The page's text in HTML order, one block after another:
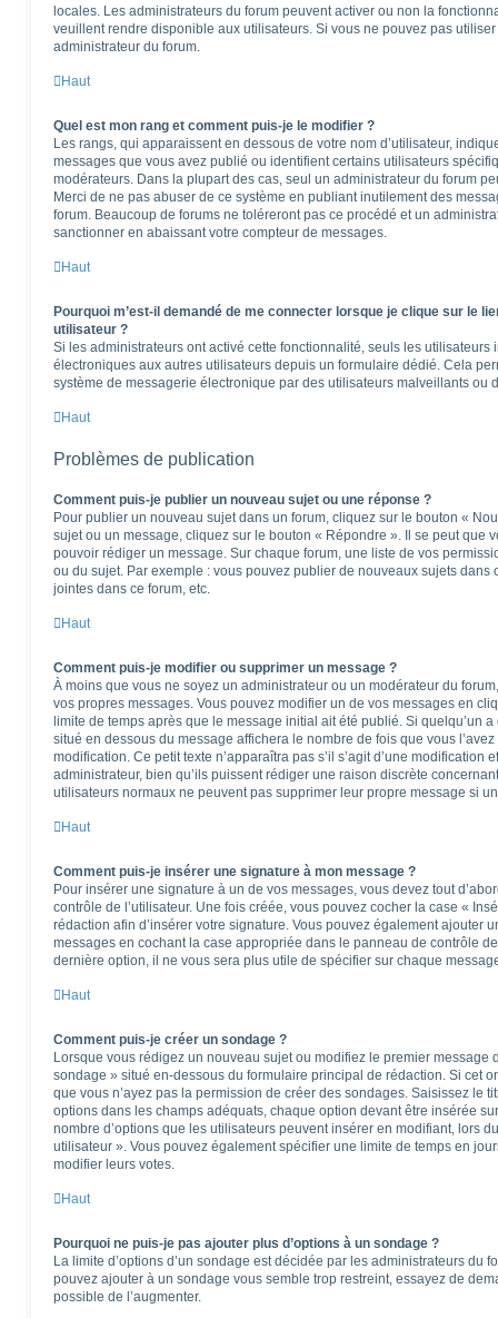
locales. Les administrateurs du forum peuvent activer ou non la
veuillent rendre disponible aux utilisateurs. Si vous ne pouvez pas
administrateur du forum.
Haut
Quel est mon rang et comment puis-je le modifier ?
Les rangs, qui apparaissent en dessous de votre nom d’utilisateur,
messages que vous avez publié ou identifient certains utilisateurs
modérateurs. Dans la plupart des cas, seul un administrateur du forum
Merci de ne pas abuser de ce système en publiant inutilement des
forum. Beaucoup de forums ne toléreront pas ce procédé et un
sanctionner en abaissant votre compteur de messages.
Haut
Pourquoi m’est-il demandé de me connecter lorsque je clique sur le
utilisateur ?
Si les administrateurs ont activé cette fonctionnalité, seuls les
électroniques aux autres utilisateurs depuis un formulaire dédié. Cela
système de messagerie électronique par des utilisateurs malveillants ou
Haut
Problèmes de publication
Comment puis-je publier un nouveau sujet ou une réponse ?
Pour publier un nouveau sujet dans un forum, cliquez sur le bouton «
sujet ou un message, cliquez sur le bouton « Répondre ». Il se peut que
pouvoir rédiger un message. Sur chaque forum, une liste de vos
ou du sujet. Par exemple : vous pouvez publier de nouveaux sujets dans
jointes dans ce forum, etc.
Haut
Comment puis-je modifier ou supprimer un message ?
À moins que vous ne soyez un administrateur ou un modérateur du
vos propres messages. Vous pouvez modifier un de vos messages en
limite de temps après que le message initial ait été publié. Si quelqu’un
situé en dessous du message affichera le nombre de fois que vous
modification. Ce petit texte n’apparaîtra pas s’il s’agit d’une modification
administrateur, bien qu’ils puissent rédiger une raison discrète
utilisateurs normaux ne peuvent pas supprimer leur propre message si
Haut
Comment puis-je insérer une signature à mon message ?
Pour insérer une signature à un de vos messages, vous devez tout
contrôle de l’utilisateur. Une fois créée, vous pouvez cocher la case «
rédaction afin d’insérer votre signature. Vous pouvez également ajouter
messages en cochant la case appropriée dans le panneau de contrôle
dernière option, il ne vous sera plus utile de spécifier sur chaque
Haut
Comment puis-je créer un sondage ?
Lorsque vous rédigez un nouveau sujet ou modifiez le premier message
sondage » situé en-dessous du formulaire principal de rédaction. Si cet
que vous n’ayez pas la permission de créer des sondages. Saisissez le
options dans les champs adéquats, chaque option devant être insérée
nombre d’options que les utilisateurs peuvent insérer en modifiant, lors
utilisateur ». Vous pouvez également spécifier une limite de temps en
modifier leurs votes.
Haut
Pourquoi ne puis-je pas ajouter plus d’options à un sondage ?
La limite d’options d’un sondage est décidée par les administrateurs du
pouvez ajouter à un sondage vous semble trop restreint, essayez de
possible de l’augmenter.